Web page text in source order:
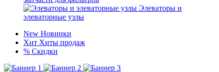
Элеваторы и
элеваторные узлы
New Новинки
Хит Хиты продаж
% Скидки